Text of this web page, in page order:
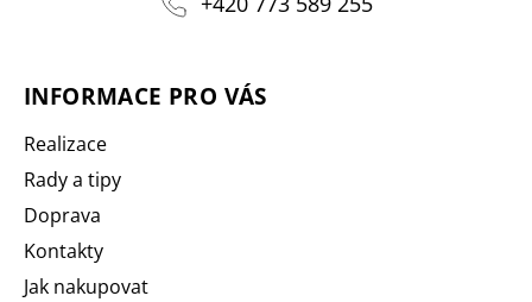
INFORMACE PRO VÁS
Realizace
Rady a tipy
Doprava
Kontakty
Jak nakupovat